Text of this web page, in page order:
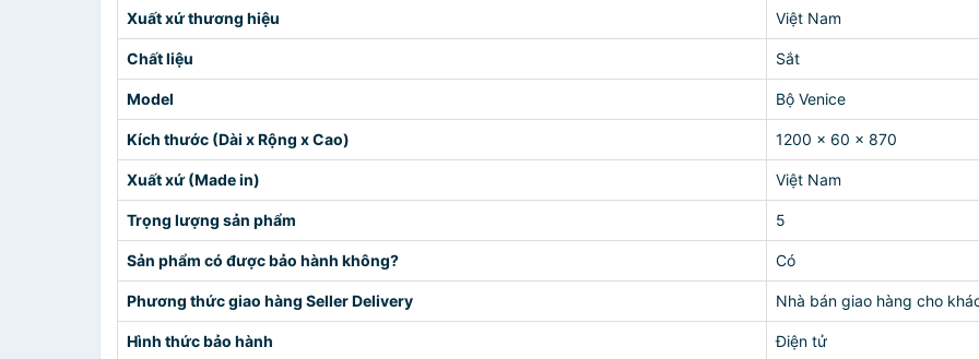
Xuất xứ thương hiệu Việt Nam
Chất liệu Sắt
Model Bộ Venice
Kích thước (Dài x Rộng x Cao) 1200 x 60 x 870
Xuất xứ (Made in) Việt Nam
Trọng lượng sản phẩm 5
Sản phẩm có được bảo hành không? Có
Phương thức giao hàng Seller Delivery Nhà bán giao hàng cho
Hình thức bảo hành Điện tử